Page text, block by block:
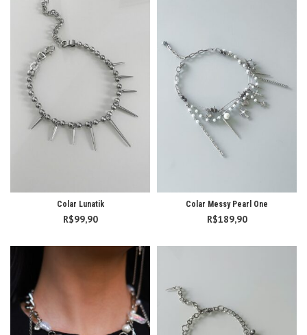
Colar Lunatik
R$99,90
Colar Messy Pearl One
R$189,90